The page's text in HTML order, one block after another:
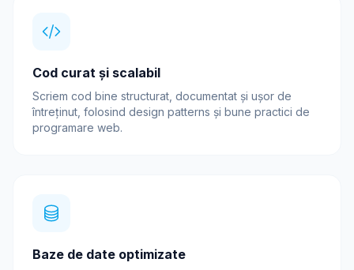
Cod curat și scalabil
Scriem cod bine structurat, documentat și ușor de
întreținut, folosind design patterns și bune practici de
programare web.
Baze de date optimizate